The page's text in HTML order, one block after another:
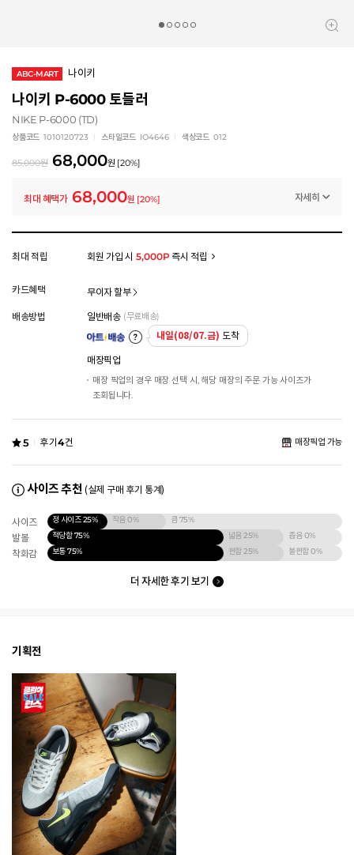
ABC-MART 나이키
나이키 P-6000 토들러
NIKE P-6000 (TD)
상품코드 1010120723 스타일코드 IO4646 색상코드 012
85,000원 68,000원 [20%]
최대 혜택가 68,000원 [20%] 자세히
모든 혜택이 적용된 금액으로, 실제 결제 금액과는 차이가 있을 수 있습니다.
최대 적립 회원 가입 시 5,000P즉시 적립
카드혜택 무이자 할부
배송방법 일반배송 (무료배송)
내일(08/07.금) 도착
매장픽업
매장 픽업의 경우 매장 선택 시, 해당 매장의 주문 가능 사이즈가
조회됩니다.
5 후기4건 매장픽업 가능
사이즈 추천 (실제 구매 후기 통계)
사이즈 정 사이즈25% 작음0% 큼75%
발볼 적당함75% 넓음25% 좁음0%
착화감 보통75% 편함25% 불편함0%
더 자세한 후기 보기
기획전